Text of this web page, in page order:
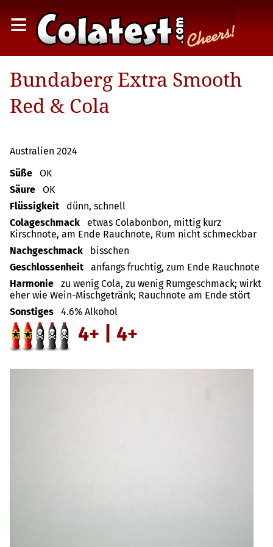
≡
Bundaberg Extra Smooth
Red & Cola
Australien 2024
Süße
OK
Säure
OK
Flüssigkeit
dünn, schnell
Colageschmack
etwas Colabonbon, mittig kurz
Kirschnote, am Ende Rauchnote, Rum nicht schmeckbar
Nachgeschmack
bisschen
Geschlossenheit
anfangs fruchtig, zum Ende Rauchnote
Harmonie
zu wenig Cola, zu wenig Rumgeschmack; wirkt
eher wie Wein-Mischgetränk; Rauchnote am Ende stört
Sonstiges
4.6% Alkohol
4+ | 4+